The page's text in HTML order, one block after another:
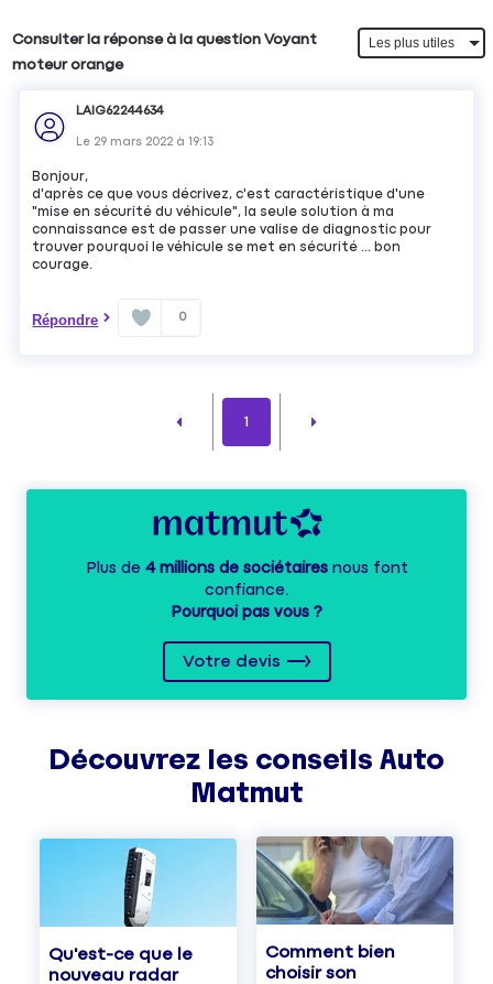
Consulter la réponse à la question Voyant
moteur orange
LAIG62244634
Le 29 mars 2022 à19:13
Bonjour,
d'après ce que vous décrivez, c'est caractéristique d'une
"mise en sécurité du véhicule", la seule solution à ma
connaissance est de passer une valise de diagnostic pour
trouver pourquoi le véhicule se met en sécurité ... bon
courage.
Répondre 0
1
Plus de 4 millions de sociétairesnous font
confiance.
Pourquoi pas vous ?
Votre devis
Découvrez les conseils Auto
Matmut
Qu'est-ce que le
nouveau radar
Comment bien
choisir son